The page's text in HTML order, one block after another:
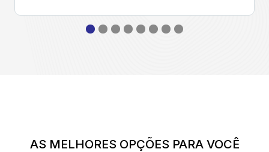
AS MELHORES OPÇÕES PARA VOCÊ